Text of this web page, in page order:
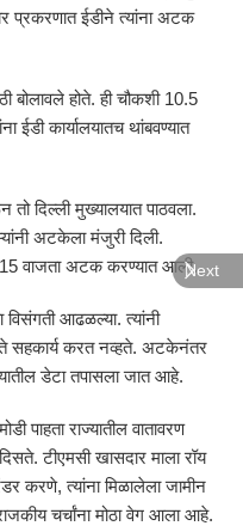
प्रकरणात ईडीने त्यांना अटक
बोलावले होते. ही चौकशी 10.5
ईडी कार्यालयातच थांबवण्यात
दिल्ली मुख्यालयात पाठवला.
अटकेला मंजुरी दिली.
वाजता अटक करण्यात आली.
विसंगती आढळल्या. त्यांनी
ते सहकार्य करत नव्हते. अटकेनंतर
डेटा तपासला जात आहे.
पाहता राज्यातील वातावरण
टीएमसी खासदार माला रॉय
करणे, त्यांना मिळालेला जामीन
चर्चांना मोठा वेग आला आहे.
Next